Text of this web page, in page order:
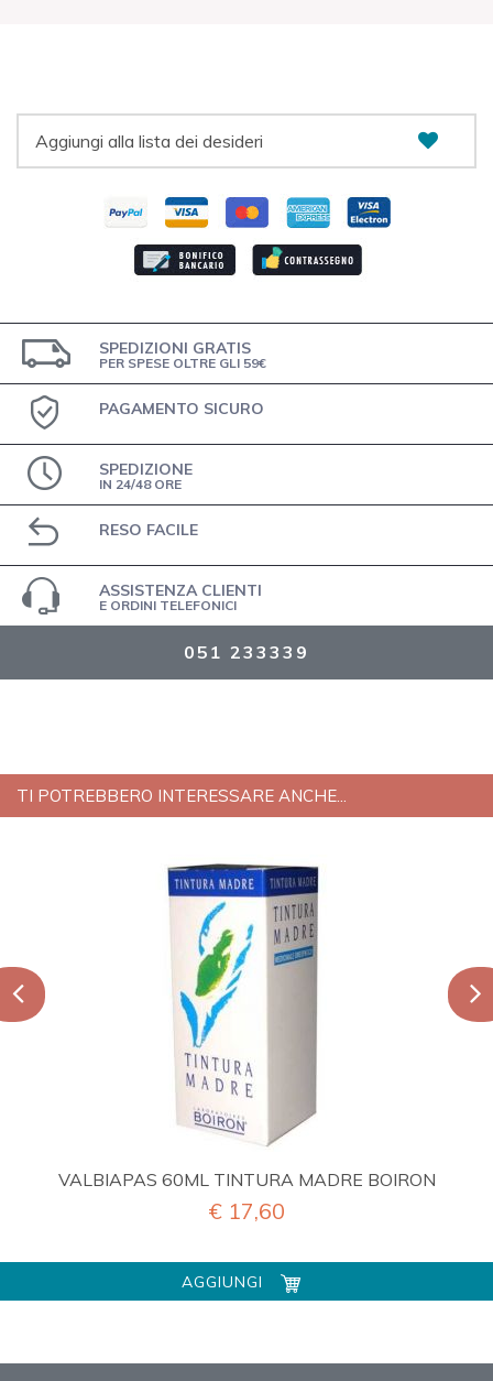
Aggiungi alla lista dei desideri
SPEDIZIONI GRATIS
PER SPESE OLTRE GLI 59€
PAGAMENTO SICURO
SPEDIZIONE
IN 24/48 ORE
RESO FACILE
ASSISTENZA CLIENTI
E ORDINI TELEFONICI
051 233339
TI POTREBBERO INTERESSARE ANCHE...
VALBIAPAS 60ML TINTURA MADRE BOIRON
€ 17,60
AGGIUNGI